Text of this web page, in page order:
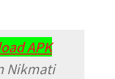
APK
Nikmati